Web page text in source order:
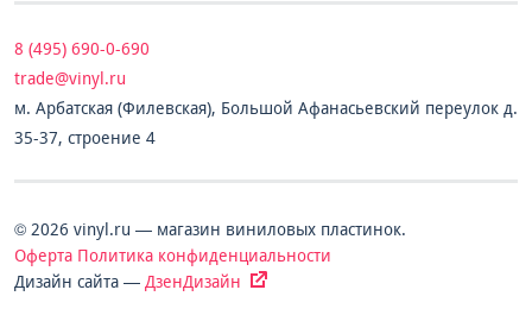
8 (495) 690-0-690
trade@vinyl.ru
м. Арбатская (Филевская), Большой Афанасьевский переулок д.
35-37, строение 4
© 2026 vinyl.ru — магазин виниловых пластинок.
Оферта Политика конфиденциальности
Дизайн сайта — ДзенДизайн